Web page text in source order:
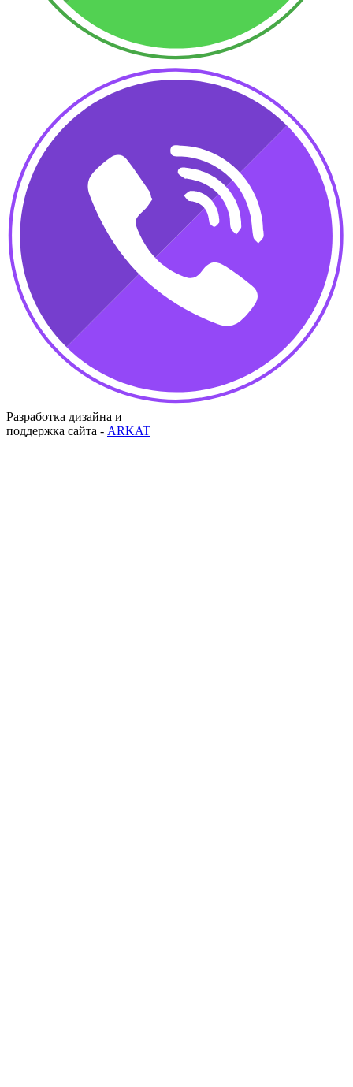
Разработка дизайна и
поддержка сайта - ARKAT